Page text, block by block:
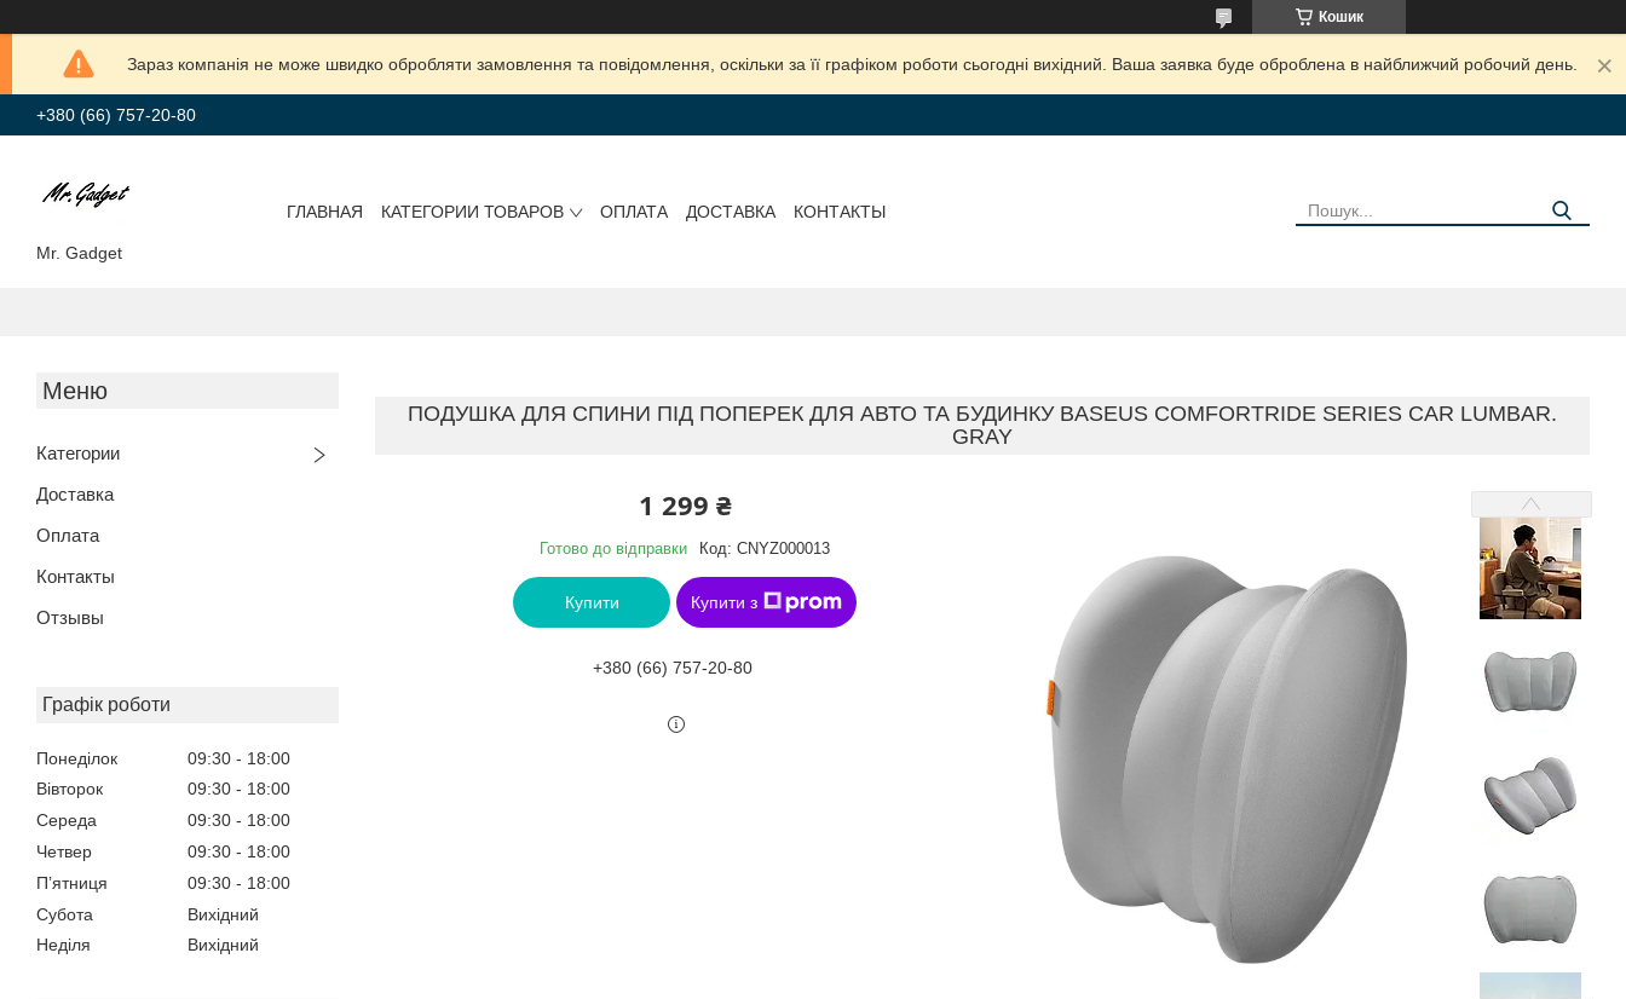
Кошик
Зараз компанія не може швидко обробляти замовлення та повідомлення, оскільки за її графіком роботи сьогодні вихідний. Ваша заявка буде оброблена в найближчий робочий день.
+380 (66) 757-20-80
Mr. Gadget
ГЛАВНАЯ КАТЕГОРИИ ТОВАРОВ ОПЛАТА ДОСТАВКА КОНТАКТЫ
Категории
Доставка
Оплата
Контакты
Отзывы
Графік роботи
Понеділок 09:30
18:00
Вівторок
09:30
18:00
Середа
09:30
18:00
Четвер
09:30
18:00
Пʼятниця
09:30
18:00
Субота
Вихідний
Неділя
Вихідний
ПОДУШКА ДЛЯ СПИНИ ПІД ПОПЕРЕК ДЛЯ АВТО ТА БУДИНКУ BASEUS COMFORTRIDE SERIES CAR LUMBAR.
GRAY
1 299 ₴
Готово до відправки Код: CNYZ000013
Купити Купити з
+380 (66) 757-20-80